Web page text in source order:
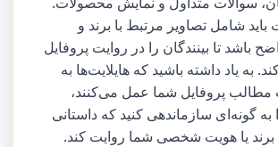
باید شامل تصاویر مرتبط با برند و
باشد تا بینندگان را در روایت پروفایل
به یاد داشته باشید که هایلایت‌ها به
پروفایل شما عمل می‌کنند،
به گونه‌ای سازماندهی کنید که داستانی
برند یا هویت شخصی شما روایت کند.